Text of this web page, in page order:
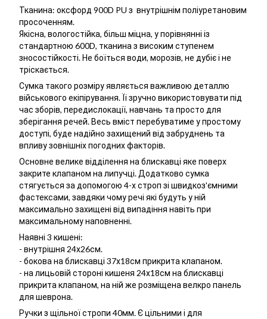
Тканина: оксфорд 900D PU з внутрішнім поліуретановим
просоченням.
Якісна, вологостійка, більш міцна, у порівнянні із
стандартною 600D, тканина з високим ступенем
зносостійкості. Не боїться води, морозів, не дубіє і не
тріскається.
Сумка такого розміру являється важливою деталлю
військового екіпірування. Її зручно використовувати під
час зборів, передислокації, навчань та просто для
зберігання речей. Весь вміст перебуватиме у простому
доступі, буде надійно захищений від забруднень та
впливу зовнішніх погодних факторів.
Основне велике відділення на блискавці яке поверх
закрите клапаном на липучці. Додатково сумка
стягується за допомогою 4-х строп зі швидкоз'ємними
фастексами, завдяки чому речі які будуть у ній
максимально захищені від випадіння навіть при
максимальному наповненні.
Наявні 3 кишені:
- внутрішня 24х26см.
- бокова на блискавці 37х18см прикрита клапаном.
- на лицьовій стороні кишеня 24х18см на блискавці
прикрита клапаном, на ній же розміщена велкро панель
для шеврона.
Ручки з щільної стропи 40мм. Є цільними і для